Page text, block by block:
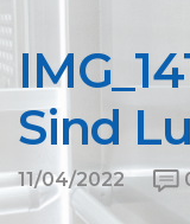
Sind
11/04/2022